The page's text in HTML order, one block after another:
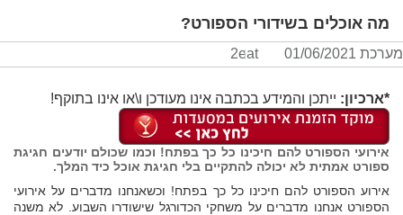
מה אוכלים בשידורי הספורט?
מערכת 2eat 01/06/2021
*ארכיון: ייתכן והמידע בכתבה אינו מעודכן ו\או אינו בתוקף!
אירועי הספורט להם חיכינו כל כך בפתח! וכמו שכולם יודעים חגיגת
ספורט אמתית לא יכולה להתקיים בלי חגיגת אוכל כיד המלך.
אירוע הספורט להם חיכינו כל כך בפתח! וכשאנחנו מדברים על אירועי
הספורט אנחנו מדברים על משחקי הכדורגל שישודרו השבוע. לא משנה